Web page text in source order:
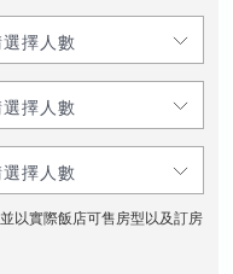
以實際飯店可售房型以及訂房